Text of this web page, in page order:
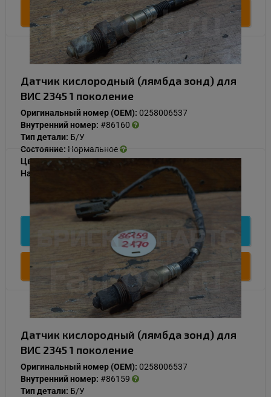
Купить
Датчик кислородный (лямбда зонд) для
ВИС 2345 1 поколение
Оригинальный номер (OEM): 0258006537
Внутренний номер: #86160
Тип детали: Б/У
Состояние: Нормальное
Цвет:Серый
Наличие:
1 000
Подробнее
Купить
Датчик кислородный (лямбда зонд) для
ВИС 2345 1 поколение
Оригинальный номер (OEM): 0258006537
Внутренний номер: #86159
Тип детали: Б/У